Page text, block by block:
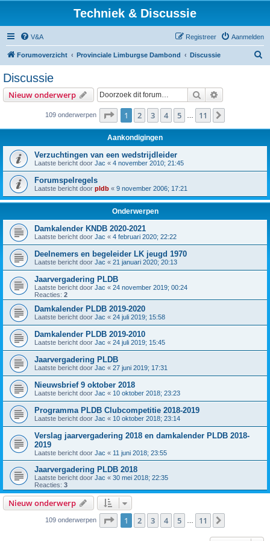
Techniek & Discussie
V&A Aanmelden
Registreer
Forumoverzicht Provinciale Limburgse Dambond Discussie
Discussie
Nieuw onderwerp Zoek
109 onderwerpen Pagina van 11
1 2 3 4 5 11
Aankondigingen
Verzuchtingen van een wedstrijdleider
Laatste bericht door Jac « 4 november 2010; 21:45
Forumspelregels
Laatste bericht door pldb « 9 november 2006; 17:21
Onderwerpen
Damkalender KNDB 2020-2021
Laatste bericht door Jac « 4 februari 2020; 22:22
Deelnemers en begeleider LK jeugd 1970
Laatste bericht door Jac « 21 januari 2020; 20:13
Jaarvergadering PLDB
Laatste bericht door Jac « 24 november 2019; 00:24
Reacties: 2
Damkalender PLDB 2019-2020
Laatste bericht door Jac « 24 juli 2019; 15:58
Damkalender PLDB 2019-2010
Laatste bericht door Jac « 24 juli 2019; 15:45
Jaarvergadering PLDB
Laatste bericht door Jac « 27 juni 2019; 17:31
Nieuwsbrief 9 oktober 2018
Laatste bericht door Jac « 10 oktober 2018; 23:23
Programma PLDB Clubcompetitie 2018-2019
Laatste bericht door Jac « 10 oktober 2018; 23:14
Verslag jaarvergadering 2018 en damkalender PLDB 2018-
2019
Laatste bericht door Jac « 11 juni 2018; 23:55
Jaarvergadering PLDB 2018
Laatste bericht door Jac « 30 mei 2018; 22:35
Reacties: 3
Nieuw onderwerp
109 onderwerpen Pagina van 11
1 2 3 4 5 11